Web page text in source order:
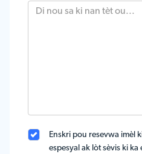
Enskri pou resevwa imèl
espesyal ak lòt sèvis ki